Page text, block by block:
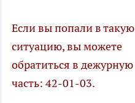
Если вы попали в такую
ситуацию, вы можете
обратиться в дежурную
часть: 42-01-03.